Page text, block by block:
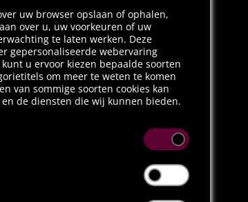
uw browser opslaan of ophalen,
over u, uw voorkeuren of uw
te laten werken. Deze
gepersonaliseerde webervaring
u ervoor kiezen bepaalde soorten
om meer te weten te komen
van sommige soorten cookies kan
de diensten die wij kunnen bieden.
alleen ingesteld als een reactie